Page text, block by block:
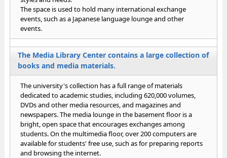
The space is used to hold many international exchange
events, such as a Japanese language lounge and other
events.
The Media Library Center contains a large collection of
books and media materials.
The university's collection has a full range of materials
dedicated to academic studies, including 620,000 volumes,
DVDs and other media resources, and magazines and
newspapers. The media lounge in the basement floor is a
bright, open space that encourages exchanges among
students. On the multimedia floor, over 200 computers are
available for students' free use, such as for preparing reports
and browsing the internet.